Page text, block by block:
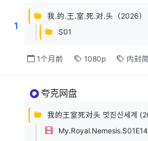
1
我.的.王.室.死.对.头（2026）
S01
1个月前 1080p 内封
夸克网盘
我的王室死对头 멋진신세계